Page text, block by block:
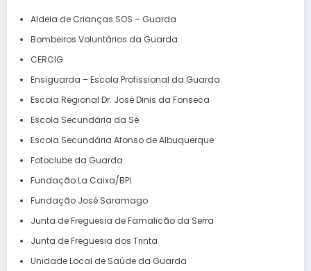
Aldeia de Crianças SOS – Guarda
Bombeiros Voluntários da Guarda
CERCIG
Ensiguarda – Escola Profissional da Guarda
Escola Regional Dr. José Dinis da Fonseca
Escola Secundária da Sé
Escola Secundária Afonso de Albuquerque
Fotoclube da Guarda
Fundação La Caixa/BPI
Fundação José Saramago
Junta de Freguesia de Famalicão da Serra
Junta de Freguesia dos Trinta
Unidade Local de Saúde da Guarda